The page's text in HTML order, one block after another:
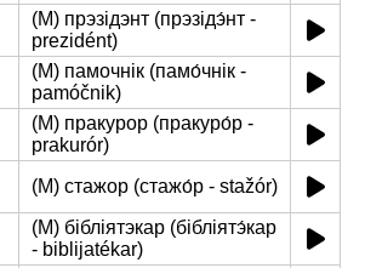
(M) прэзідэнт (прэзідэ́нт -
prezidént)
(M) памочнік (памо́чнік -
pamóčnik)
(M) пракурор (пракуро́р -
prakurór)
(M) стажор (стажо́р - stažór)
(M) бібліятэкар (бібліятэ́кар
- biblijatékar)